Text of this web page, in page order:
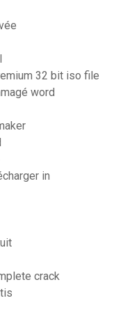
32 bit iso file
word
in
crack